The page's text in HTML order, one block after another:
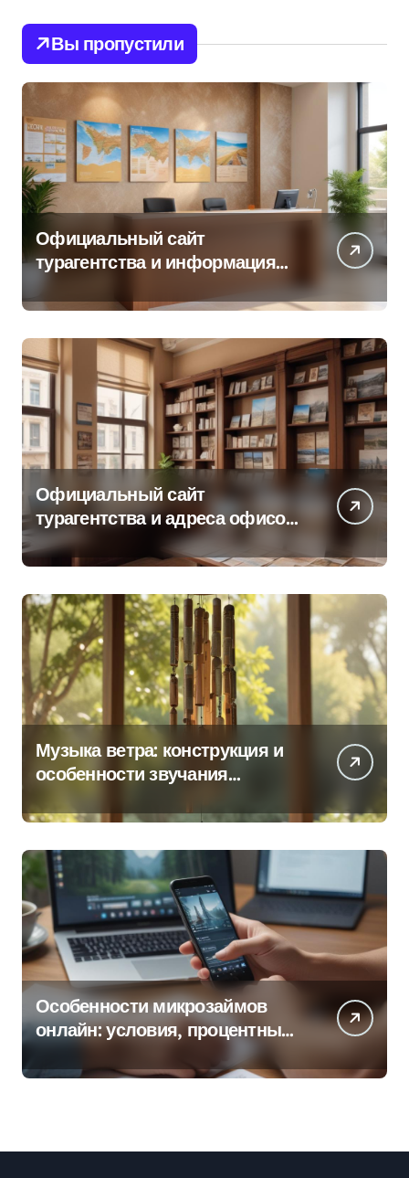
Вы пропустили
Официальный сайт
турагентства и информация
Официальный сайт
турагентства и адреса офисов
продаж по регионам
Музыка ветра: конструкция и
особенности звучания
Особенности микрозаймов
онлайн: условия, процентные
ставки и порядок оформления